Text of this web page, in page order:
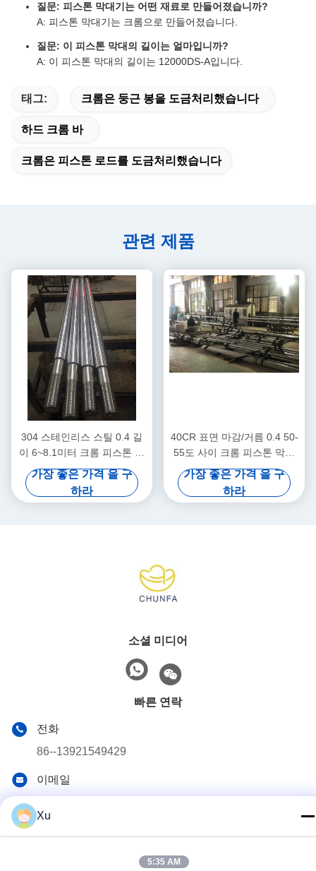
질문: 피스톤 막대기는 어떤 재료로 만들어졌습니까?
A: 피스톤 막대기는 크롬으로 만들어졌습니다.
질문: 이 피스톤 막대의 길이는 얼마입니까?
A: 이 피스톤 막대의 길이는 12000DS-A입니다.
태그: 크롬은 둥근 봉을 도금처리했습니다
하드 크롬 바
크롬은 피스톤 로드를 도금처리했습니다
관련 제품
304 스테인리스 스틸 0.4 길
이 6~8.1미터 크롬 피스톤 막
대기계 기계
가장 좋은 가격 을 구
하라
40CR 표면 마감/거름 0.4 50-
55도 사이 크롬 피스톤 막대
기 의료기기
가장 좋은 가격 을 구
하라
소셜 미디어
빠른 연락
전화
86--13921549429
이메일
Xu
5:35 AM